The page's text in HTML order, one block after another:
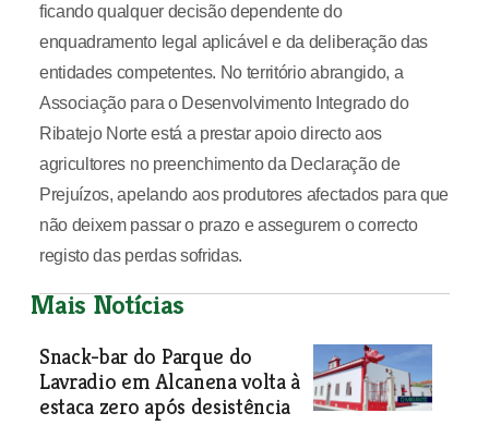
ficando qualquer decisão dependente do
enquadramento legal aplicável e da deliberação das
entidades competentes. No território abrangido, a
Associação para o Desenvolvimento Integrado do
Ribatejo Norte está a prestar apoio directo aos
agricultores no preenchimento da Declaração de
Prejuízos, apelando aos produtores afectados para que
não deixem passar o prazo e assegurem o correcto
registo das perdas sofridas.
Mais Notícias
Snack-bar do Parque do
Lavradio em Alcanena volta à
estaca zero após desistência